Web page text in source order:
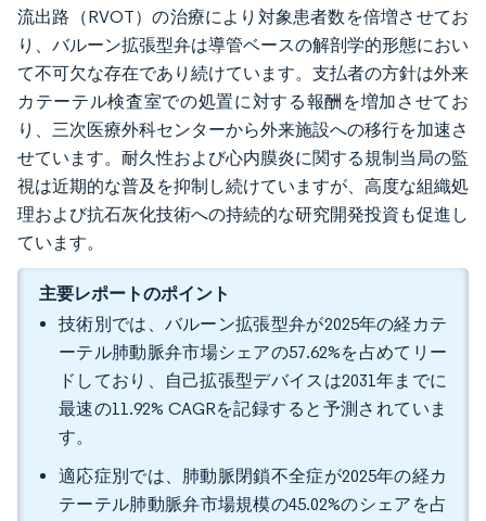
流出路（RVOT）の治療により対象患者数を倍増させてお
り、バルーン拡張型弁は導管ベースの解剖学的形態におい
て不可欠な存在であり続けています。支払者の方針は外来
カテーテル検査室での処置に対する報酬を増加させてお
り、三次医療外科センターから外来施設への移行を加速さ
せています。耐久性および心内膜炎に関する規制当局の監
視は近期的な普及を抑制し続けていますが、高度な組織処
理および抗石灰化技術への持続的な研究開発投資も促進し
ています。
主要レポートのポイント
技術別では、バルーン拡張型弁が2025年の経カテ
ーテル肺動脈弁市場シェアの57.62%を占めてリー
ドしており、自己拡張型デバイスは2031年までに
最速の11.92% CAGRを記録すると予測されていま
す。
適応症別では、肺動脈閉鎖不全症が2025年の経カ
テーテル肺動脈弁市場規模の45.02%のシェアを占